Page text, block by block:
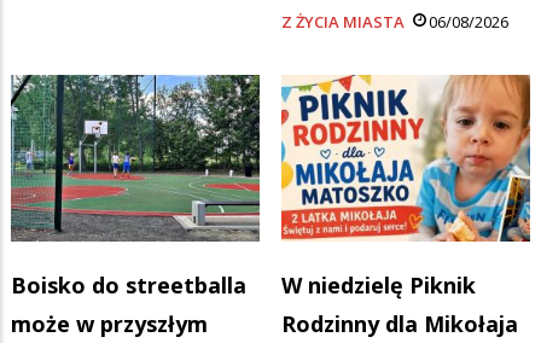
Z ŻYCIA MIASTA 06/08/2026
Boisko do streetballa
może w przyszłym
W niedzielę Piknik
Rodzinny dla Mikołaja